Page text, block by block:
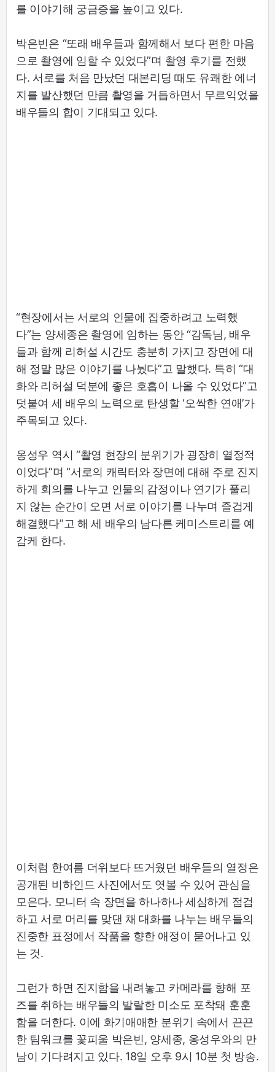
를 이야기해 궁금증을 높이고 있다.
박은빈은 “또래 배우들과 함께해서 보다 편한 마음
으로 촬영에 임할 수 있었다”며 촬영 후기를 전했
다. 서로를 처음 만났던 대본리딩 때도 유쾌한 에너
지를 발산했던 만큼 촬영을 거듭하면서 무르익었을
배우들의 합이 기대되고 있다.
“현장에서는 서로의 인물에 집중하려고 노력했
다”는 양세종은 촬영에 임하는 동안 “감독님, 배우
들과 함께 리허설 시간도 충분히 가지고 장면에 대
해 정말 많은 이야기를 나눴다”고 말했다. 특히 “대
화와 리허설 덕분에 좋은 호흡이 나올 수 있었다”고
덧붙여 세 배우의 노력으로 탄생할 ‘오싹한 연애’가
주목되고 있다.
옹성우 역시 “촬영 현장의 분위기가 굉장히 열정적
이었다”며 “서로의 캐릭터와 장면에 대해 주로 진지
하게 회의를 나누고 인물의 감정이나 연기가 풀리
지 않는 순간이 오면 서로 이야기를 나누며 즐겁게
해결했다”고 해 세 배우의 남다른 케미스트리를 예
감케 한다.
이처럼 한여름 더위보다 뜨거웠던 배우들의 열정은
공개된 비하인드 사진에서도 엿볼 수 있어 관심을
모은다. 모니터 속 장면을 하나하나 세심하게 점검
하고 서로 머리를 맞댄 채 대화를 나누는 배우들의
진중한 표정에서 작품을 향한 애정이 묻어나고 있
는 것.
그런가 하면 진지함을 내려놓고 카메라를 향해 포
즈를 취하는 배우들의 발랄한 미소도 포착돼 훈훈
함을 더한다. 이에 화기애애한 분위기 속에서 끈끈
한 팀워크를 꽃피울 박은빈, 양세종, 옹성우와의 만
남이 기다려지고 있다. 18일 오후 9시 10분 첫 방송.